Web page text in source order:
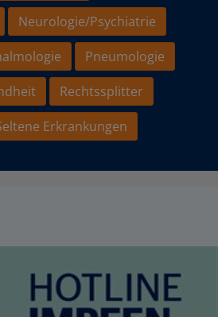
Neurologie/Psychiatrie
Pneumologie
Rechtssplitter
Erkrankungen